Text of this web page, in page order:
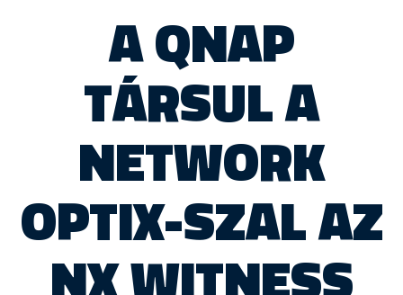
A QNAP
TÁRSUL A
NETWORK
OPTIX-SZAL AZ